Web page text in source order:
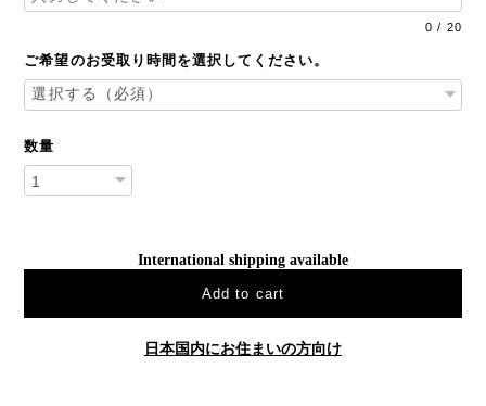
0 / 20
ご希望のお受取り時間を選択してください。
数量
International shipping available
Add to cart
日本国内にお住まいの方向け